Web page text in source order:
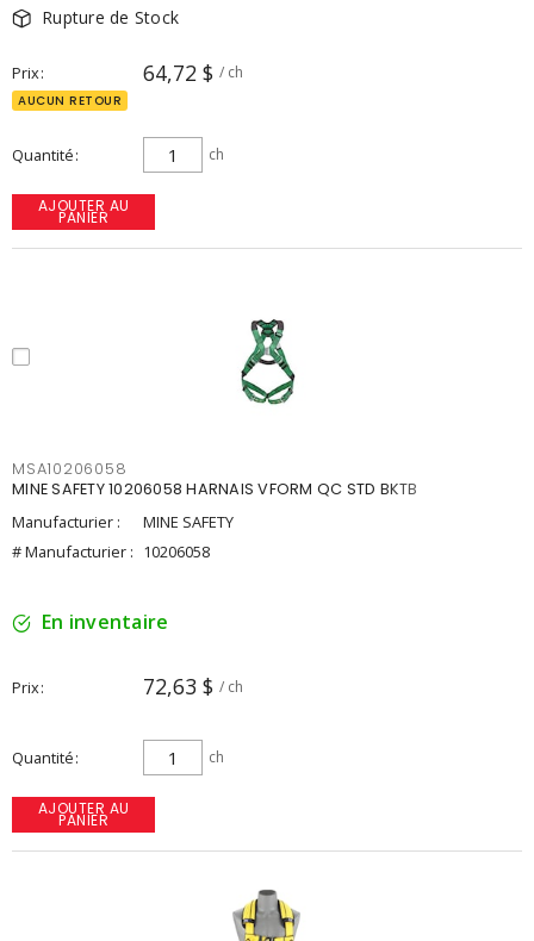
Rupture de Stock
Prix 64,72 $ / ch
AUCUN RETOUR
Quantité ch
AJOUTER AU
PANIER
MSA10206058
MINE SAFETY 10206058 HARNAIS VFORM QC STD BKTB
Manufacturier :
MINE SAFETY
# Manufacturier : 10206058
En inventaire
Prix 72,63 $ / ch
Quantité ch
AJOUTER AU
PANIER